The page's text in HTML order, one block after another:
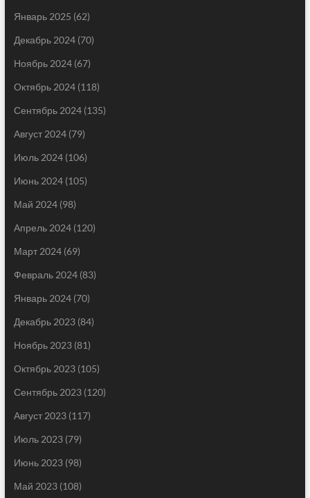
Январь 2025 (62)
Декабрь 2024(70)
Ноябрь 2024(67)
Октябрь 2024(118)
Сентябрь 2024(135)
Август 2024(79)
Июль 2024(106)
Июнь 2024(105)
Май 2024(98)
Апрель 2024(120)
Март 2024(69)
Февраль 2024(83)
Январь 2024(70)
Декабрь 2023(84)
Ноябрь 2023(81)
Октябрь 2023(105)
Сентябрь 2023(120)
Август 2023(117)
Июль 2023(79)
Июнь 2023(98)
Май 2023(108)